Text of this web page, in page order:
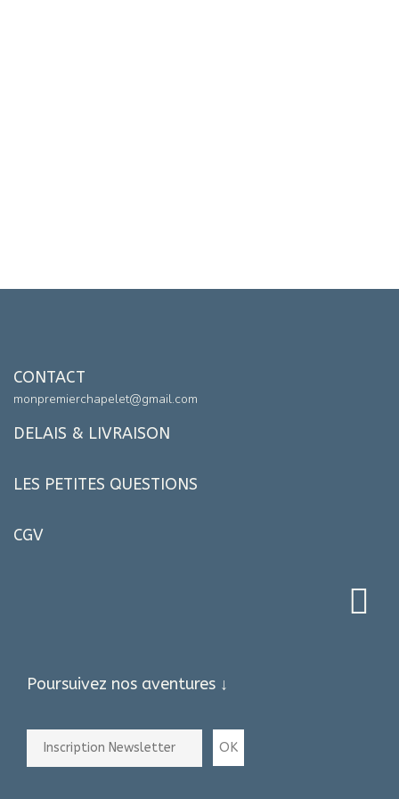
CONTACT
monpremierchapelet@gmail.com
DELAIS & LIVRAISON
LES PETITES QUESTIONS
CGV
Poursuivez nos aventures ↓